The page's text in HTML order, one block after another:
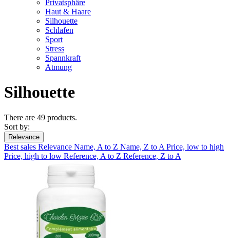
Privatsphäre
Haut & Haare
Silhouette
Schlafen
Sport
Stress
Spannkraft
Atmung
Silhouette
There are 49 products.
Sort by:
Relevance
Best sales Relevance Name, A to Z Name, Z to A Price, low to high
Price, high to low Reference, A to Z Reference, Z to A